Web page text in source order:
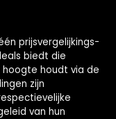
prijsvergelijkings-
biedt die
hoogte houdt via de
zijn
van hun